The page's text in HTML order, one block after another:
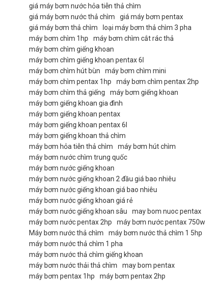
giá máy bơm nước hỏa tiễn thả chìm
giá máy bơm nước thả chìm
giá máy bơm pentax
giá máy bơm thả chìm
loại máy bơm thả chìm 3 pha
máy bơm chìm 1hp
máy bơm chìm cắt rác thả
máy bơm chìm giếng khoan
máy bơm chìm giếng khoan pentax 6l
máy bơm chìm hút bùn
máy bơm chìm mini
máy bơm chìm pentax 1hp
máy bơm chìm pentax 2hp
máy bơm chìm thả giếng
máy bơm giếng khoan
máy bơm giếng khoan gia đình
máy bơm giếng khoan pentax
máy bơm giếng khoan pentax 6l
máy bơm giếng khoan thả chìm
máy bơm hỏa tiễn thả chìm
máy bơm hút chìm
máy bơm nước chìm trung quốc
máy bơm nước giếng khoan
máy bơm nước giếng khoan 2 đầu giá bao nhiêu
máy bơm nước giếng khoan giá bao nhiêu
máy bơm nước giếng khoan giá rẻ
máy bơm nước giếng khoan sâu
may bom nuoc pentax
máy bơm nước pentax 2hp
máy bơm nước pentax 750w
Máy bơm nước thả chìm
máy bơm nước thả chìm 1 5hp
máy bơm nước thả chìm 1 pha
máy bơm nước thả chìm giếng khoan
máy bơm nước thải thả chìm
may bom pentax
máy bơm pentax 1hp
máy bơm pentax 2hp